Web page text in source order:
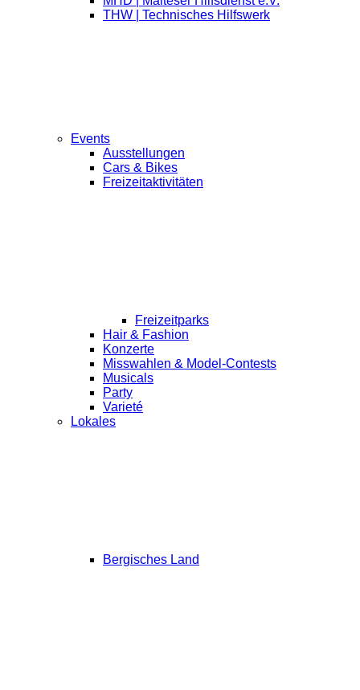
THW | Technisches Hilfswerk
Events
Ausstellungen
Cars & Bikes
Freizeitaktivitäten
Freizeitparks
Hair & Fashion
Konzerte
Misswahlen & Model-Contests
Musicals
Party
Varieté
Lokales
Bergisches Land